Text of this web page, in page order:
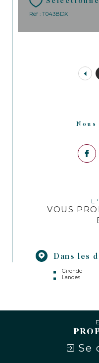
Réf : T043BDX
VOUS
Dans les
Gironde
Landes
Se